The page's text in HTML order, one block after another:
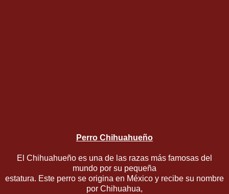
Perro Chihuahueño
El Chihuahueño es una de las razas más famosas del
mundo por su pequeña
estatura. Este perro se origina en México y recibe su nombre
por Chihuahua,